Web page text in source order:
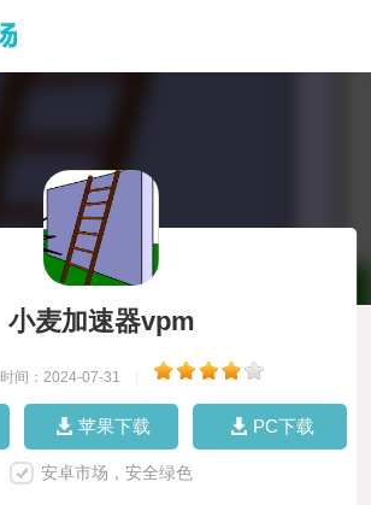
小麦加速器vpm
时间：2024-07-31
苹果下载 PC下载
安卓市场，安全绿色